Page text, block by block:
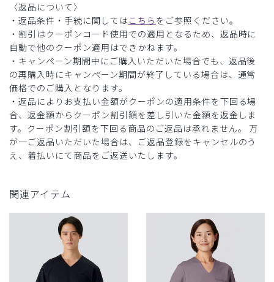
〈返品について〉
・返品条件・手続に関してはこちら をご参照ください。
・割引はクーポンコード使用での適用となるため、返品時に
自動で他のクーポン適用はできかねます。
・キャンペーン期間中にご購入いただいた場合でも、返品後
の再購入時にキャンペーン期間が終了している場合は、通常
価格でのご購入となります。
・返品によりお支払い金額がクーポンの適用条件を下回る場
合、返金額からクーポン割引額を差し引いた金額を返金しま
す。クーポン割引額を下回る商品のご返品は承れません。 万
が一ご返品いただいた場合は、ご返品登録をキャンセルのう
え、着払いにて商品をご返送いたします。
関連アイテム